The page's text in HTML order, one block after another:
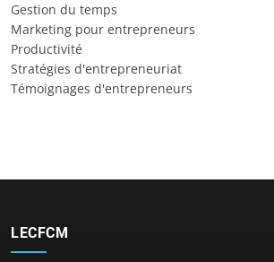
Gestion du temps
Marketing pour entrepreneurs
Productivité
Stratégies d'entrepreneuriat
Témoignages d'entrepreneurs
LECFCM